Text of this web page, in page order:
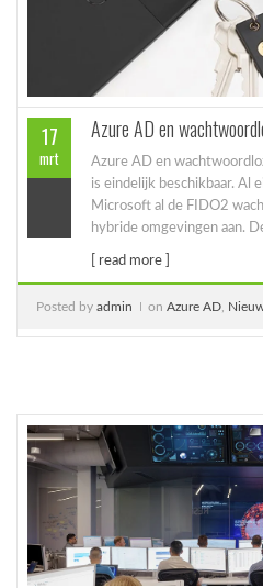
17
mrt
Azure AD en
Azure AD en
is eindelijk beschikbaar. Al
Microsoft al de FIDO2
hybride omgevingen aan.
[ read more ]
Posted by admin on Azure AD